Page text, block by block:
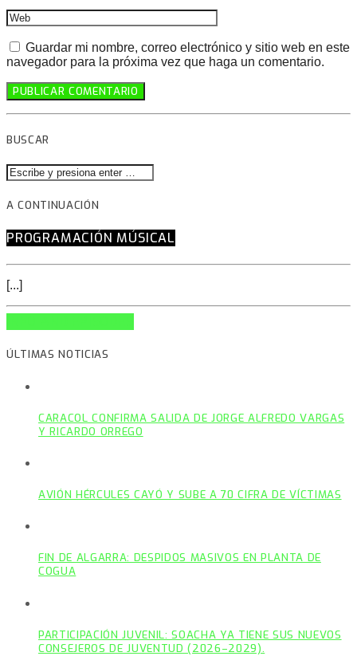
Guardar mi nombre, correo electrónico y sitio web en este
navegador para la próxima vez que haga un comentario.
BUSCAR
A CONTINUACIÓN
PROGRAMACIÓN MÚSICAL
[...]
ÚLTIMAS NOTICIAS
CARACOL CONFIRMA SALIDA DE JORGE ALFREDO VARGAS
Y RICARDO ORREGO
AVIÓN HÉRCULES CAYÓ Y SUBE A 70 CIFRA DE VÍCTIMAS
FIN DE ALGARRA: DESPIDOS MASIVOS EN PLANTA DE
COGUA
PARTICIPACIÓN JUVENIL: SOACHA YA TIENE SUS NUEVOS
CONSEJEROS DE JUVENTUD (2026–2029).